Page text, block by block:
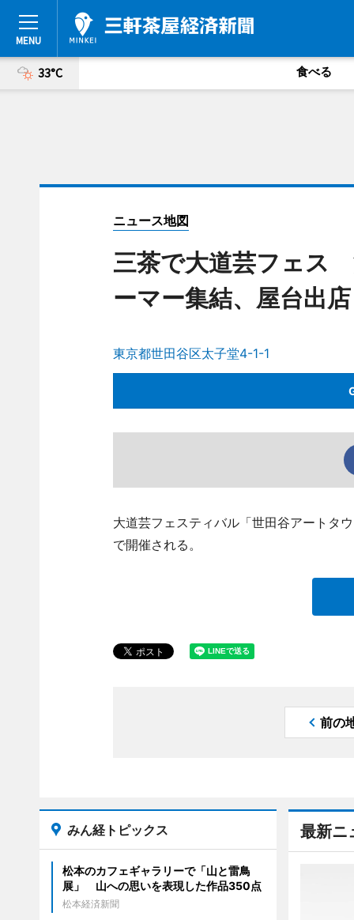
33°C 食べる
ニュース地図
三茶で大道芸フェス
ーマー集結、屋台出
東京都世田谷区太子堂4-1-1
大道芸フェスティバル「世田谷アートタ
で開催される。
前の
最新ニ
みん経トピックス
松本のカフェギャラリーで「山と雷鳥
展」 山への思いを表現した作品350点
松本経済新聞